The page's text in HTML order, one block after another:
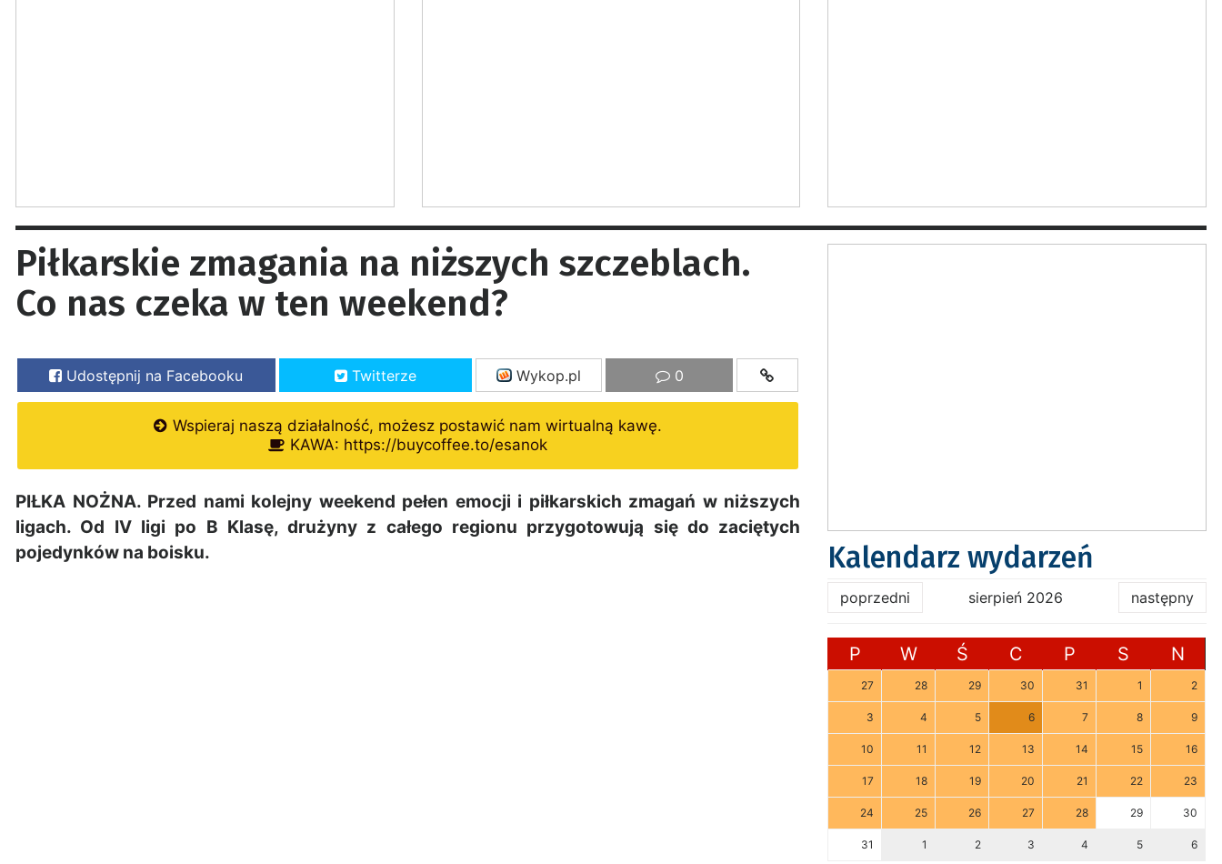
Piłkarskie zmagania na niższych szczeblach.
Co nas czeka w ten weekend?
Udostępnij na Facebooku Twitterze Wykop.pl 0
Wspieraj naszą działalność, możesz postawić nam wirtualną kawę.
KAWA: https://buycoffee.to/esanok
PIŁKA NOŻNA. Przed nami kolejny weekend pełen emocji i piłkarskich zmagań w niższych
ligach. Od IV ligi po B Klasę, drużyny z całego regionu przygotowują się do zaciętych
pojedynków na boisku.
Kalendarz wydarzeń
poprzedni sierpień 2026 następny
P W Ś C P S N
27 28 29 30 31 1 2
3 4 5 6 7 8 9
10 11 12 13 14 15 16
17 18 19 20 21 22 23
24 25 26 27 28 29 30
31 1 2 3 4 5 6